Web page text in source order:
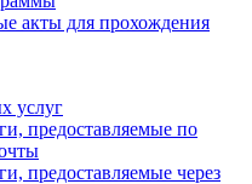
акты для прохождения
услуг
предоставляемые по
предоставляемые через